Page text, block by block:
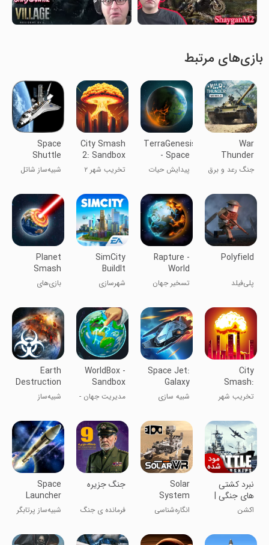
بازی‌های مرتبط
War
Thunder
Mobile
جنگ رعد و برق
TerraGenesis
- Space
Settlers
پیدایش حیات
City Smash
2: Sandbox
Game
تخریب شهر ۲
Space
Shuttle
Simulator
2026
شبیه‌ساز شاتل
Polyfield
پلی‌فیلد
Rapture -
World
Conquest
تسخیر جهان
SimCity
BuildIt
شهرسازی
Planet
Smash
Destruction
Games
بازی‌های
City
Smash:
Sandbox
Simulator
تخریب شهر
Space Jet:
Galaxy
Attack
شبیه سازی
WorldBox -
Sandbox
Simulator
مدیریت جهان -
Earth
Destruction
Simulator
شبیه‌ساز
نبرد کشتی
های جنگی |
نسخه مود
شده
اکشن
Solar
System
Scope VR
انگاره‌شناسی
VR
‏‏‏‏‏جنگ جزیره
فرمانده ی جنگ
Space
Launcher
Simulator
شبیه‌ساز پرتابگر